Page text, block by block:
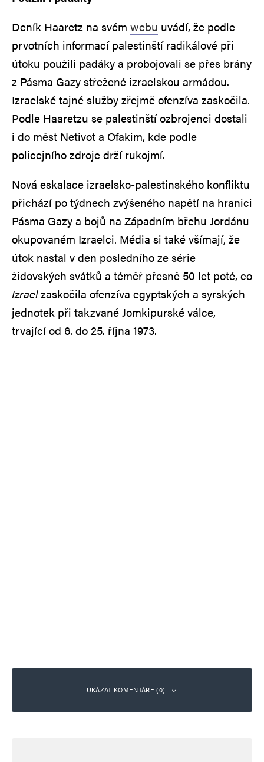
Deník Haaretz na svém webu uvádí, že podle
prvotních informací palestinští radikálové při
útoku použili padáky a probojovali se přes brány
z Pásma Gazy střežené izraelskou armádou.
Izraelské tajné služby zřejmě ofenzíva zaskočila.
Podle Haaretzu se palestinští ozbrojenci dostali
i do měst Netivot a Ofakim, kde podle
policejního zdroje drží rukojmí.
Nová eskalace izraelsko-palestinského konfliktu
přichází po týdnech zvýšeného napětí na hranici
Pásma Gazy a bojů na Západním břehu Jordánu
okupovaném Izraelci. Média si také všímají, že
útok nastal v den posledního ze série
židovských svátků a téměř přesně 50 let poté, co
Izraelzaskočila ofenzíva egyptských a syrských
jednotek při takzvané Jomkipurské válce,
trvající od 6. do 25. října 1973.
UKÁZAT KOMENTÁŘE (0)